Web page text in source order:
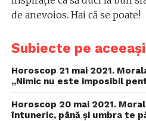
de anevoios. Hai că se poate!
Subiecte pe
Horoscop 21 mai 2021.
„Nimic nu este imposibil
Horoscop 20 mai 2021.
întuneric, până și umbra te